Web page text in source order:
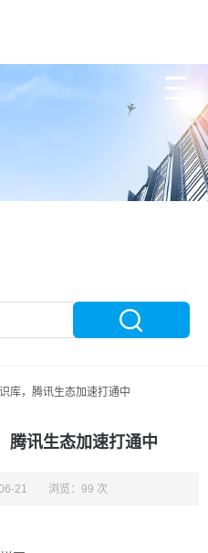
库，腾讯生态加速打通中
腾讯生态加速打通中
21 浏览：99 次